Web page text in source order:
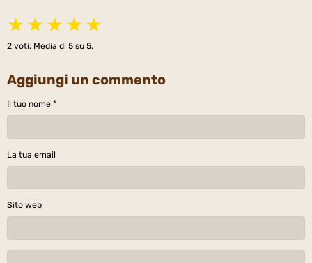
★ ★ ★ ★ ★
2 voti. Media di 5 su 5.
Aggiungi un commento
Il tuo nome
La tua email
Sito web